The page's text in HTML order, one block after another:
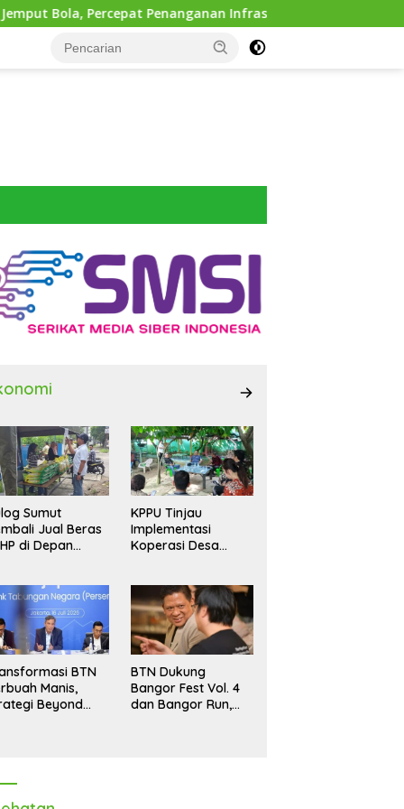
Penanganan Infrastruktur hingga Tingkat Kecamatan
Sumut
Jual Beras
di Depan
Akhir Tahun
KPPU Tinjau
Implementasi
Koperasi Desa
BTN
Manis,
Beyond
BTN Dukung
Bangor Fest Vol. 4
dan Bangor Run,